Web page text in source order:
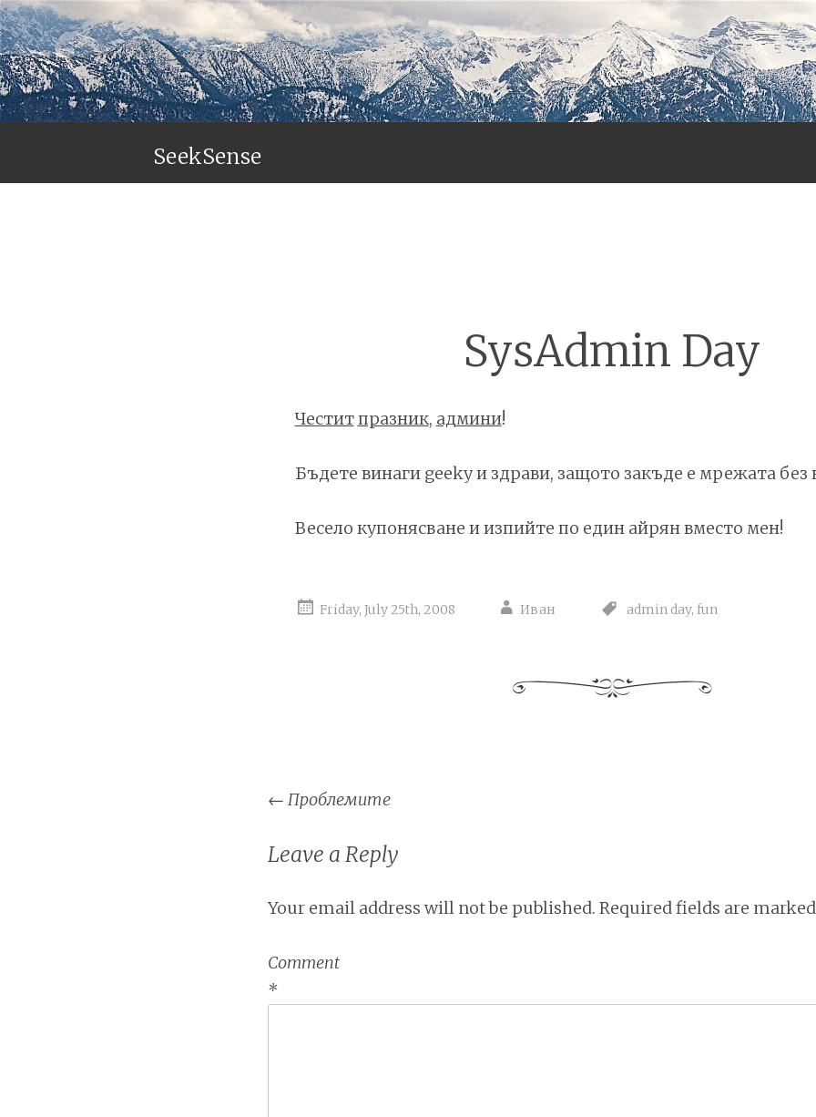
SeekSense
SysAdmin Day
Честитпразник, админи!
Бъдете винаги geeky и здрави, защото закъде е мрежата без
Весело купонясване и изпийте по един айрян вместо мен!
Friday, July 25th, 2008 Иван admin day, fun
Post
navigation
← Проблемите
Leave a Reply
Your email address will not be published. Required fields are
Comment
*